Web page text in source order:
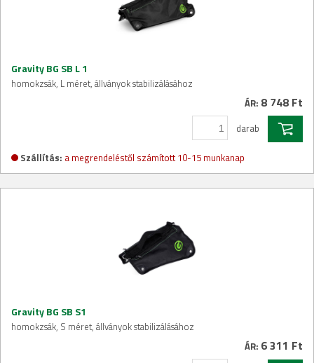
Gravity BG SB L 1
homokzsák, L méret, állványok stabilizálásához
ÁR: 8 748 Ft
darab
Szállítás: a megrendeléstől számított 10-15 munkanap
Gravity BG SB S1
homokzsák, S méret, állványok stabilizálásához
ÁR: 6 311 Ft